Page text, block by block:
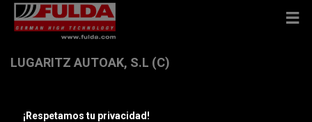
LUGARITZ AUTOAK, S.L (C)
Avda Otaola, 17 , 20600 EIBAR
¡Respetamos tu privacidad!